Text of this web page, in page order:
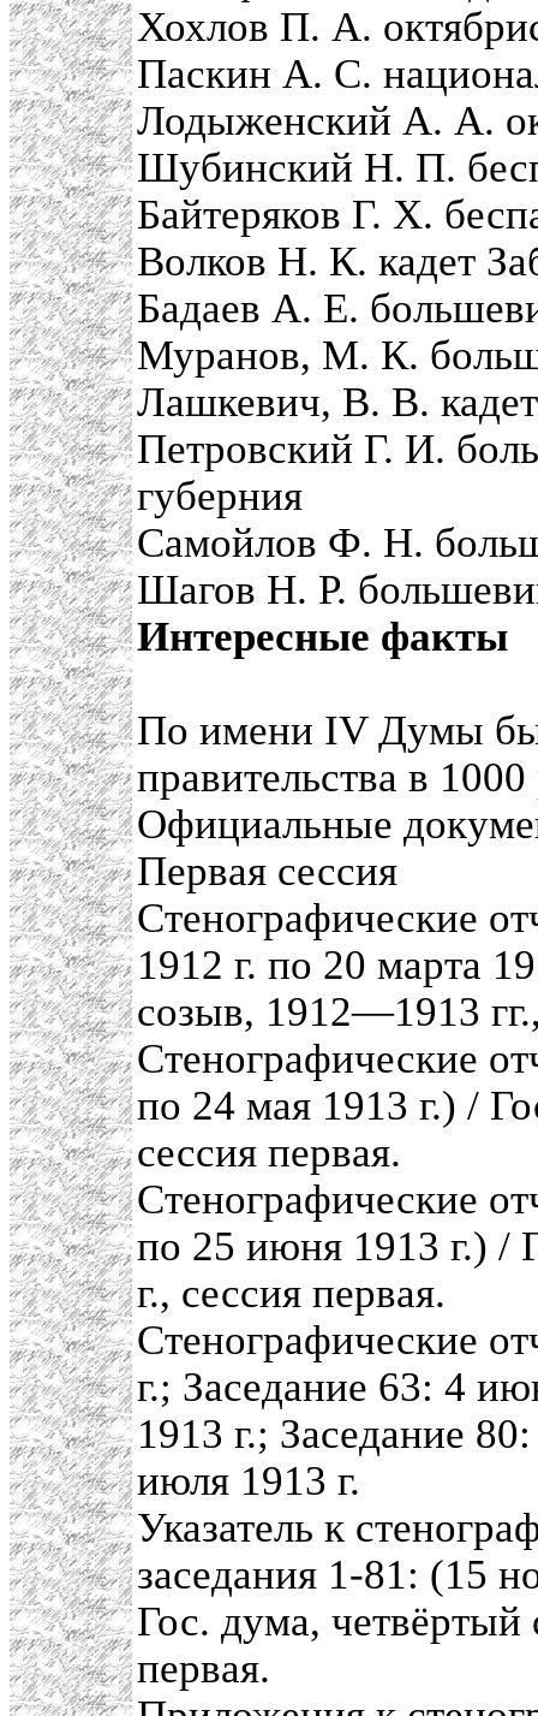
Хохлов П. А.
Паскин А. С.
Лодыженский А. А.
Шубинский Н. П.
Байтеряков Г. Х.
Волков Н. К. кадет
Бадаев А. Е.
Муранов, М. К.
Лашкевич, В. В.
Петровский Г. И.
губерния
Самойлов Ф. Н.
Шагов Н. Р.
Интересные факты
По имени IV Думы
правительства в
Официальные
Первая сессия
Стенографические
1912 г. по 20 марта
созыв, 1912—1913
Стенографические
по 24 мая 1913 г.) /
сессия первая.
Стенографические
по 25 июня 1913 г.) /
г., сессия первая.
Стенографические
г.; Заседание 63: 4
1913 г.; Заседание
июля 1913 г.
Указатель к
заседания 1-81: (15
Гос. дума,
первая.